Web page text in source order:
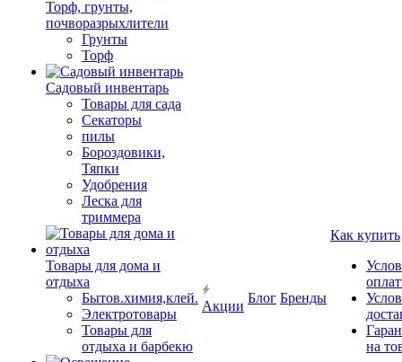
Торф, грунты,
почворазрыхлители
Грунты
Торф
Садовый инвентарь
Товары для сада
Секаторы
пилы
Бороздовики,
Тяпки
Удобрения
Леска для
триммера
Товары для дома и
отдыха
Бытов.химия,клей.
Электротовары
Товары для
отдыха и барбекю
Акции
Блог Бренды
Как купить
на